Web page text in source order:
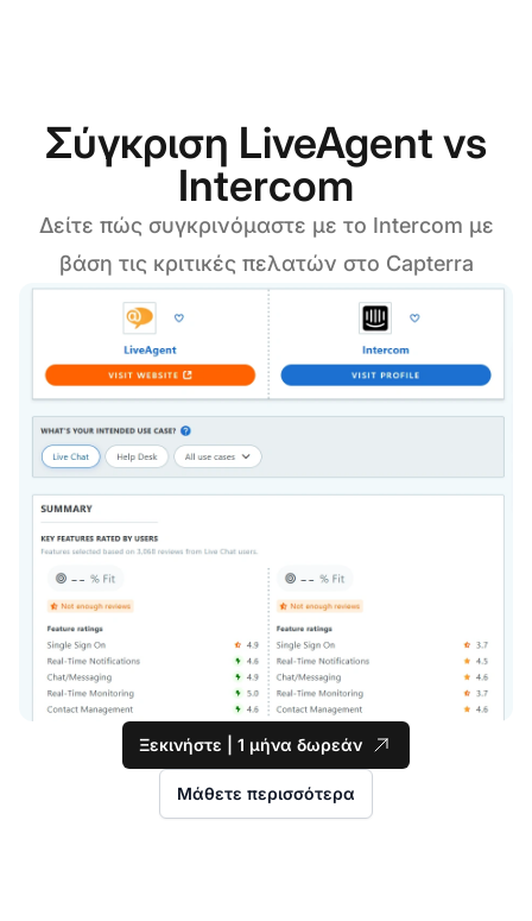
Σύγκριση LiveAgent vs
Intercom
Δείτε πώς συγκρινόμαστε με το Intercom με
βάση τις κριτικές πελατών στο Capterra
Ξεκινήστε | 1 μήνα δωρεάν
Μάθετε περισσότερα